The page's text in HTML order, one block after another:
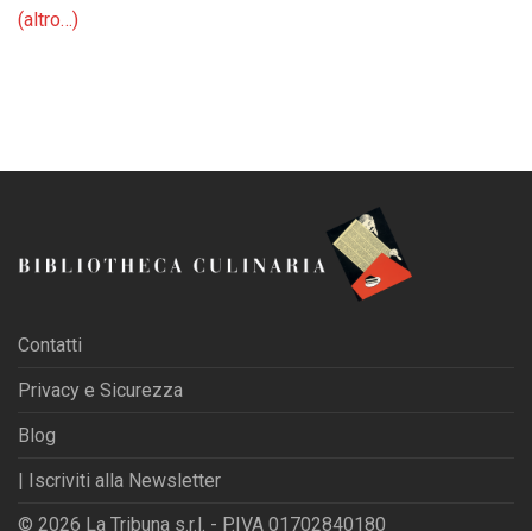
(altro…)
Contatti
Privacy e Sicurezza
Blog
| Iscriviti alla Newsletter
© 2026 La Tribuna s.r.l. - P.IVA 01702840180